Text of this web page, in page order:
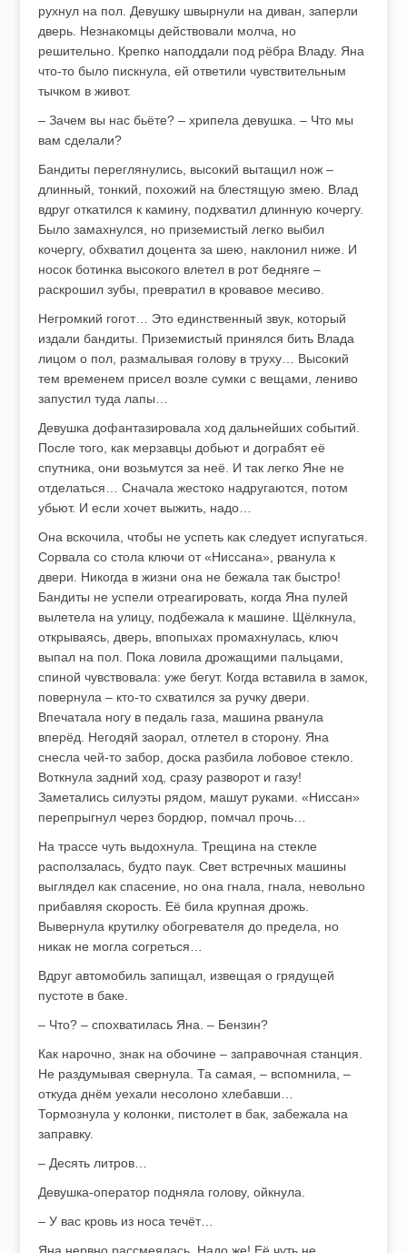
рухнул на пол. Девушку швырнули на диван, заперли
дверь. Незнакомцы действовали молча, но
решительно. Крепко наподдали под рёбра Владу. Яна
что-то было пискнула, ей ответили чувствительным
тычком в живот.
– Зачем вы нас бьёте? – хрипела девушка. – Что мы
вам сделали?
Бандиты переглянулись, высокий вытащил нож –
длинный, тонкий, похожий на блестящую змею. Влад
вдруг откатился к камину, подхватил длинную кочергу.
Было замахнулся, но приземистый легко выбил
кочергу, обхватил доцента за шею, наклонил ниже. И
носок ботинка высокого влетел в рот бедняге –
раскрошил зубы, превратил в кровавое месиво.
Негромкий гогот… Это единственный звук, который
издали бандиты. Приземистый принялся бить Влада
лицом о пол, размалывая голову в труху… Высокий
тем временем присел возле сумки с вещами, лениво
запустил туда лапы…
Девушка дофантазировала ход дальнейших событий.
После того, как мерзавцы добьют и дограбят её
спутника, они возьмутся за неё. И так легко Яне не
отделаться… Сначала жестоко надругаются, потом
убьют. И если хочет выжить, надо…
Она вскочила, чтобы не успеть как следует испугаться.
Сорвала со стола ключи от «Ниссана», рванула к
двери. Никогда в жизни она не бежала так быстро!
Бандиты не успели отреагировать, когда Яна пулей
вылетела на улицу, подбежала к машине. Щёлкнула,
открываясь, дверь, впопыхах промахнулась, ключ
выпал на пол. Пока ловила дрожащими пальцами,
спиной чувствовала: уже бегут. Когда вставила в замок,
повернула – кто-то схватился за ручку двери.
Впечатала ногу в педаль газа, машина рванула
вперёд. Негодяй заорал, отлетел в сторону. Яна
снесла чей-то забор, доска разбила лобовое стекло.
Воткнула задний ход, сразу разворот и газу!
Заметались силуэты рядом, машут руками. «Ниссан»
перепрыгнул через бордюр, помчал прочь…
На трассе чуть выдохнула. Трещина на стекле
расползалась, будто паук. Свет встречных машины
выглядел как спасение, но она гнала, гнала, невольно
прибавляя скорость. Её била крупная дрожь.
Вывернула крутилку обогревателя до предела, но
никак не могла согреться…
Вдруг автомобиль запищал, извещая о грядущей
пустоте в баке.
– Что? – спохватилась Яна. – Бензин?
Как нарочно, знак на обочине – заправочная станция.
Не раздумывая свернула. Та самая, – вспомнила, –
откуда днём уехали несолоно хлебавши…
Тормознула у колонки, пистолет в бак, забежала на
заправку.
– Десять литров…
Девушка-оператор подняла голову, ойкнула.
– У вас кровь из носа течёт…